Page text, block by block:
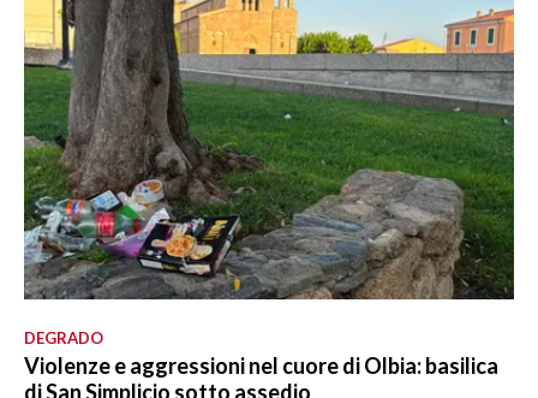
DEGRADO
Violenze e aggressioni nel cuore di Olbia: basilica
di San Simplicio sotto assedio